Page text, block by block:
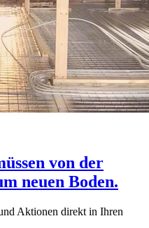
von der
neuen Boden.
Aktionen direkt in Ihren